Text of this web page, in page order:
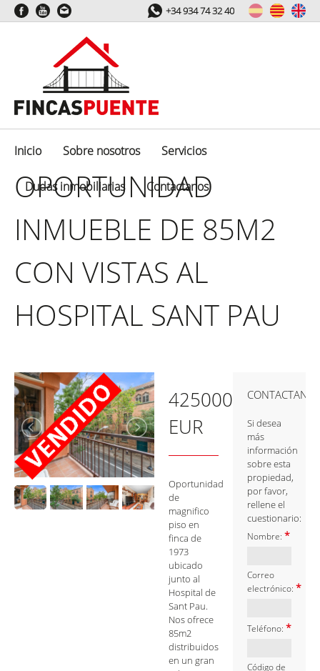
OPORTUNIDAD
INMUEBLE DE 85M2
CON VISTAS AL
HOSPITAL SANT PAU
425000
EUR
Oportunidad
de
magnifico
piso en
finca de
1973
ubicado
junto al
Hospital de
Sant Pau.
Nos ofrece
85m2
distribuidos
en un gran
Si desea
más
información
sobre esta
propiedad,
por favor,
rellene el
cuestionario:
Nombre: *
Correo
electrónico: *
Teléfono: *
Código de
+34 934 74 32 40
Inicio Sobre nosotros Servicios
Dudas inmobiliarias Contactanos